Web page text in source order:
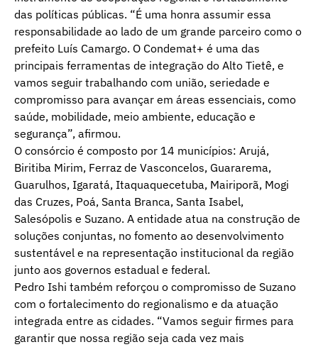
das políticas públicas. “É uma honra assumir essa
responsabilidade ao lado de um grande parceiro como o
prefeito Luís Camargo. O Condemat+ é uma das
principais ferramentas de integração do Alto Tietê, e
vamos seguir trabalhando com união, seriedade e
compromisso para avançar em áreas essenciais, como
saúde, mobilidade, meio ambiente, educação e
segurança”, afirmou.
O consórcio é composto por 14 municípios: Arujá,
Biritiba Mirim, Ferraz de Vasconcelos, Guararema,
Guarulhos, Igaratá, Itaquaquecetuba, Mairiporã, Mogi
das Cruzes, Poá, Santa Branca, Santa Isabel,
Salesópolis e Suzano. A entidade atua na construção de
soluções conjuntas, no fomento ao desenvolvimento
sustentável e na representação institucional da região
junto aos governos estadual e federal.
Pedro Ishi também reforçou o compromisso de Suzano
com o fortalecimento do regionalismo e da atuação
integrada entre as cidades. “Vamos seguir firmes para
garantir que nossa região seja cada vez mais